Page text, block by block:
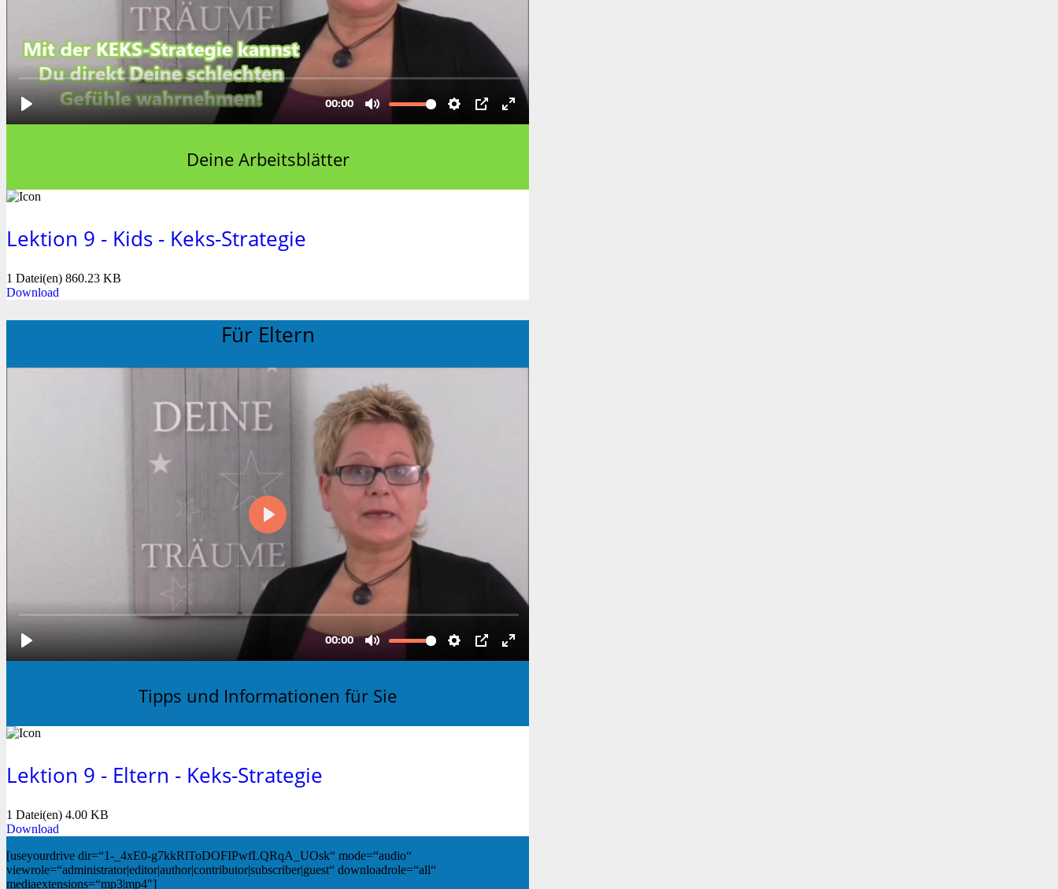
Deine Arbeitsblätter
Lektion 9 - Kids - Keks-Strategie
1 Datei(en) 860.23 KB
Download
Für Eltern
Tipps und Informationen für Sie
Lektion 9 - Eltern - Keks-Strategie
1 Datei(en) 4.00 KB
Download
[useyourdrive dir=“1-_4xE0-g7kkRlToDOFIPwfLQRqA_UOsk“ mode=“audio“
viewrole=“administrator|editor|author|contributor|subscriber|guest“ downloadrole=“all“
mediaextensions=“mp3|mp4″]